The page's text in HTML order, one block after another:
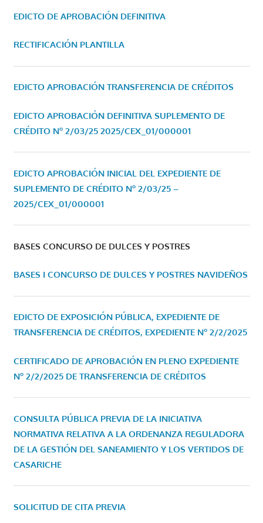
EDICTO DE APROBACIÓN DEFINITIVA
RECTIFICACIÓN PLANTILLA
EDICTO APROBACIÓN TRANSFERENCIA DE CRÉDITOS
EDICTO APROBACIÓN DEFINITIVA SUPLEMENTO DE
CRÉDITO Nº 2/03/25 2025/CEX_01/000001
EDICTO APROBACIÓN INICIAL DEL EXPEDIENTE DE
SUPLEMENTO DE CRÉDITO Nº 2/03/25 –
2025/CEX_01/000001
BASES CONCURSO DE DULCES Y POSTRES
BASES I CONCURSO DE DULCES Y POSTRES NAVIDEÑOS
EDICTO DE EXPOSICIÓN PÚBLICA, EXPEDIENTE DE
TRANSFERENCIA DE CRÉDITOS, EXPEDIENTE Nº 2/2/2025
CERTIFICADO DE APROBACIÓN EN PLENO EXPEDIENTE
Nº 2/2/2025 DE TRANSFERENCIA DE CRÉDITOS
CONSULTA PÚBLICA PREVIA DE LA INICIATIVA
NORMATIVA RELATIVA A LA ORDENANZA REGULADORA
DE LA GESTIÓN DEL SANEAMIENTO Y LOS VERTIDOS DE
CASARICHE
SOLICITUD DE CITA PREVIA